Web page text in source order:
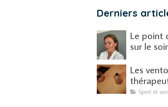
Derniers
Le point
sur le
Les
Sport et